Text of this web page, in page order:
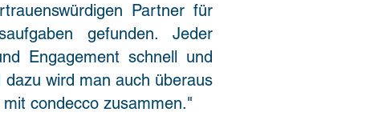
Partner für
gefunden. Jeder
Engagement schnell und
wird man auch überaus
condecco zusammen."